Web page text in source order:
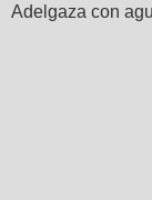
Adelgaza con